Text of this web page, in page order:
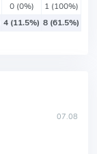
0 (0%)
1 (100%)
4 (11.5%) 8 (61.5%)
07.08